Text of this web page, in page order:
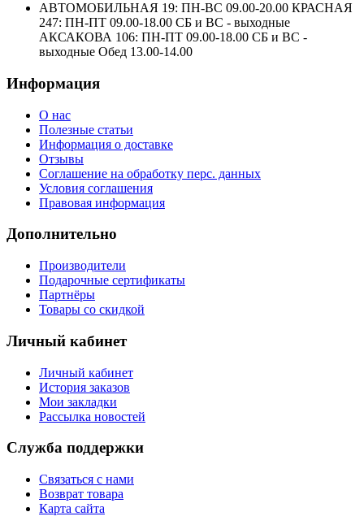
АВТОМОБИЛЬНАЯ 19: ПН-ВС 09.00-20.00 КРАСНАЯ
247: ПН-ПТ 09.00-18.00 СБ и ВС - выходные
АКСАКОВА 106: ПН-ПТ 09.00-18.00 СБ и ВС -
выходные Обед 13.00-14.00
Информация
О нас
Полезные статьи
Информация о доставке
Отзывы
Соглашение на обработку перс. данных
Условия соглашения
Правовая информация
Дополнительно
Производители
Подарочные сертификаты
Партнёры
Товары со скидкой
Личный кабинет
Личный кабинет
История заказов
Мои закладки
Рассылка новостей
Служба поддержки
Связаться с нами
Возврат товара
Карта сайта